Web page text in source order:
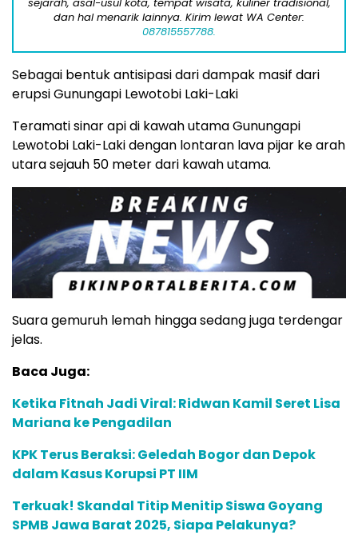
dan hal menarik lainnya. Kirim lewat WA Center:
087815557788.
Sebagai bentuk antisipasi dari dampak masif dari
erupsi Gunungapi Lewotobi Laki-Laki
Teramati sinar api di kawah utama Gunungapi
Lewotobi Laki-Laki dengan lontaran lava pijar ke arah
utara sejauh 50 meter dari kawah utama.
Suara gemuruh lemah hingga sedang juga terdengar
jelas.
Baca Juga:
Ketika Fitnah Jadi Viral: Ridwan Kamil Seret Lisa
Mariana ke Pengadilan
KPK Terus Beraksi: Geledah Bogor dan Depok
dalam Kasus Korupsi PT IIM
Terkuak! Skandal Titip Menitip Siswa Goyang
SPMB Jawa Barat 2025, Siapa Pelakunya?